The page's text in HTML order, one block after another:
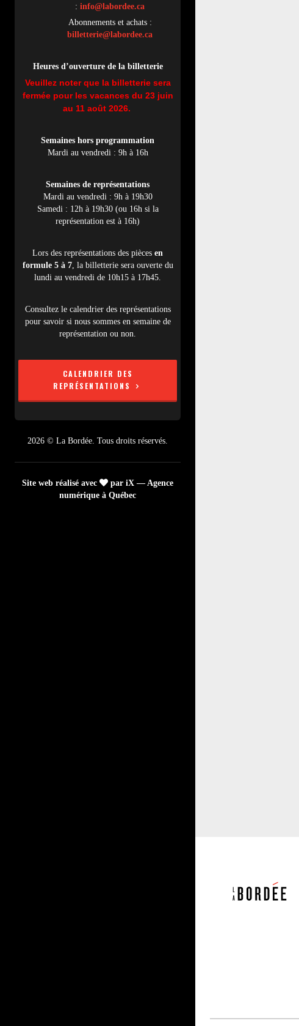
: info@labordee.ca
Abonnements et achats :
billetterie@labordee.ca
Heures d’ouverture de la billetterie
Veuillez noter que la billetterie sera
fermée pour les vacances du 23 juin
au 11 août 2026.
Semaines hors programmation
Mardi au vendredi : 9h à 16h
Semaines de représentations
Mardi au vendredi : 9h à 19h30
Samedi : 12h à 19h30 (ou 16h si la
représentation est à 16h)
Lors des représentations des pièces en
formule 5 à 7, la billetterie sera ouverte du
lundi au vendredi de 10h15 à 17h45.
Consultez le calendrier des représentations
pour savoir si nous sommes en semaine de
représentation ou non.
CALENDRIER DES
REPRÉSENTATIONS
2026 © La Bordée. Tous droits réservés.
Site web réalisé avec
par iX — Agence
numérique à Québec